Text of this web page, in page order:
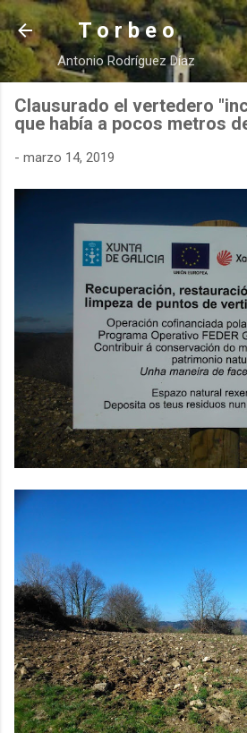
Ir al contenido
T o r b e o
Antonio Rodríguez Díaz
Clausurado el vertedero
que había a pocos metros
- marzo 14, 2019